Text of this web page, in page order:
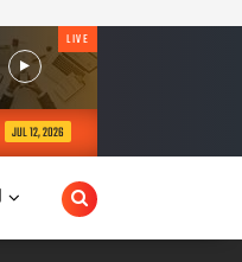
LIVE
Penggelapan Uang Pajak oleh Oknum